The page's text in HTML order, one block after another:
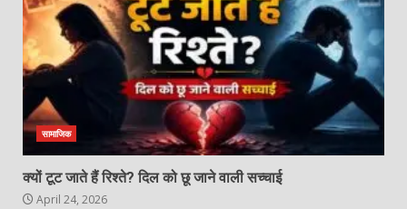
सामाजिक
क्यों टूट जाते हैं रिश्ते? दिल को छू जाने वाली सच्चाई
April 24, 2026